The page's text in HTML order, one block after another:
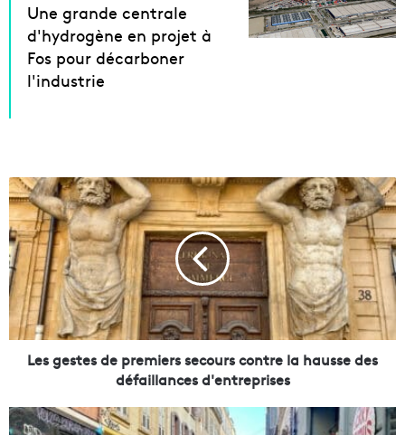
Une grande centrale
d'hydrogène en projet à
Fos pour décarboner
l'industrie
L
e
s
g
e
s
t
e
s
r
Les gestes de premiers secours contre la hausse des
défaillances d'entreprises
L